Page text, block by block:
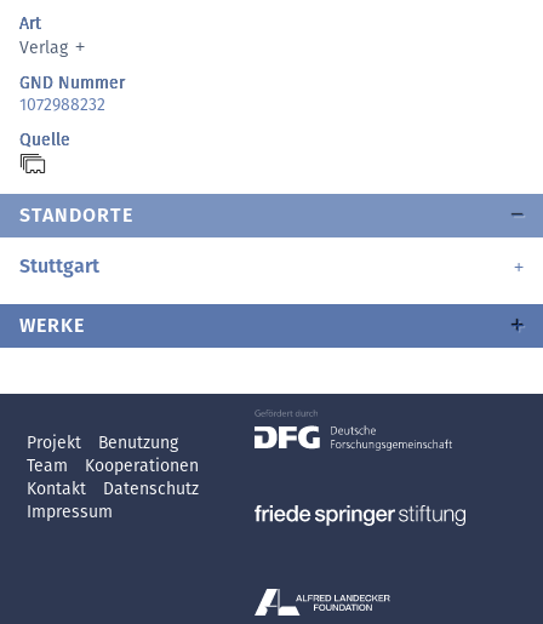
Art
Verlag
GND Nummer
1072988232
Quelle
STANDORTE
Stuttgart
WERKE
Projekt
Benutzung
Team
Kooperationen
Kontakt
Datenschutz
Impressum